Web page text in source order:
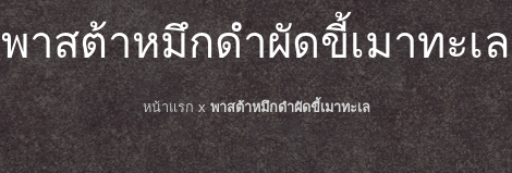
พาสต้าหมึกดำผัดขี้เมาทะเล
หน้าแรก xพาสต้าหมึกดำผัดขี้เมาทะเล